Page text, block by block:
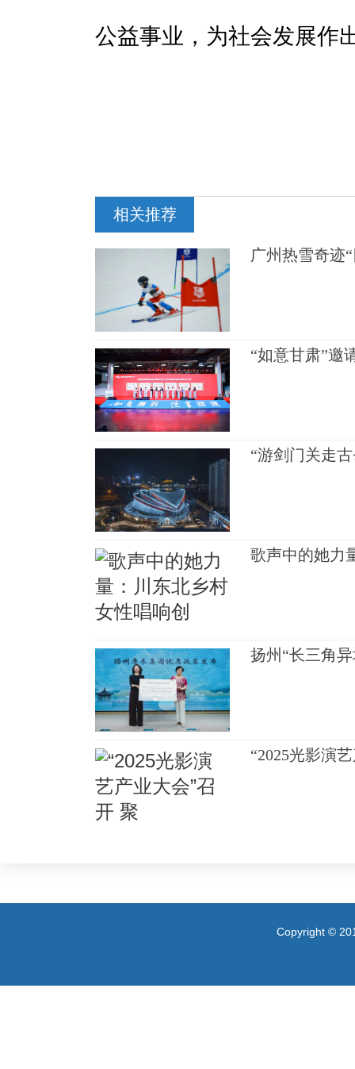
公益事业，为社会发展作
相关推荐
广州热雪奇迹
“如意甘肃”邀
“游剑门关走
歌声中的她力
扬州“长三角
“2025光影演
Copyright ©